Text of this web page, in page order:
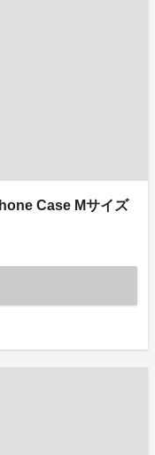
Case Mサイズ